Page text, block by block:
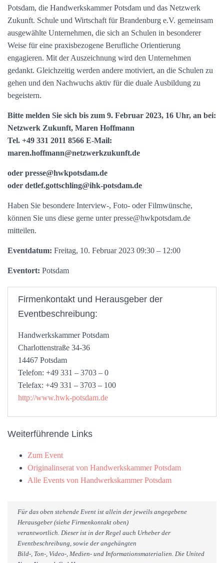
Potsdam, die Handwerkskammer Potsdam und das Netzwerk
Zukunft. Schule und Wirtschaft für Brandenburg e.V. gemeinsam
ausgewählte Unternehmen, die sich an Schulen in besonderer
Weise für eine praxisbezogene Berufliche Orientierung
engagieren. Mit der Auszeichnung wird den Unternehmen
gedankt. Gleichzeitig werden andere motiviert, an die Schulen zu
gehen und den Nachwuchs aktiv für die duale Ausbildung zu
begeistern.
Bitte melden Sie sich bis zum 9. Februar 2023, 16 Uhr, an bei:
Netzwerk Zukunft, Maren Hoffmann
Tel. +49 331 2011 8566 E-Mail:
maren.hoffmann@netzwerkzukunft.de
oder presse@hwkpotsdam.de
oder detlef.gottschling@ihk-potsdam.de
Haben Sie besondere Interview-, Foto- oder Filmwünsche,
können Sie uns diese gerne unter presse@hwkpotsdam.de
mitteilen.
Eventdatum: Freitag, 10. Februar 2023 09:30 – 12:00
Eventort: Potsdam
Firmenkontakt und Herausgeber der
Eventbeschreibung:
Handwerkskammer Potsdam
Charlottenstraße 34-36
14467 Potsdam
Telefon: +49 331 – 3703 – 0
Telefax: +49 331 – 3703 – 100
http://www.hwk-potsdam.de
Weiterführende Links
Zum Event
Originalinserat von Handwerkskammer Potsdam
Alle Events von Handwerkskammer Potsdam
Für das oben stehende Event ist allein der jeweils angegebene
Herausgeber (siehe Firmenkontakt oben)
verantwortlich. Dieser ist in der Regel auch Urheber der
Eventbeschreibung, sowie der angehängten
Bild-, Ton-, Video-, Medien- und Informationsmaterialien. Die United